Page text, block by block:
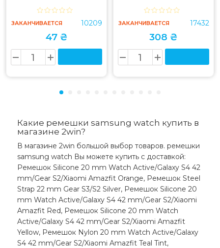
ЗАКАНЧИВАЕТСЯ 10209
47 ₴
ЗАКАНЧИВАЕТСЯ 17432
308 ₴
Какие ремешки samsung watch купить в
магазине 2win?
В магазине 2win большой выбор товаров. ремешки
samsung watch Вы можете купить с доставкой:
Ремешок Silicone 20 mm Watch Active/Galaxy S4 42
mm/Gear S2/Xiaomi Amazfit Orange, Ремешок Steel
Strap 22 mm Gear S3/S2 Silver, Ремешок Silicone 20
mm Watch Active/Galaxy S4 42 mm/Gear S2/Xiaomi
Amazfit Red, Ремешок Silicone 20 mm Watch
Active/Galaxy S4 42 mm/Gear S2/Xiaomi Amazfit
Yellow, Ремешок Nylon 20 mm Watch Active/Galaxy
S4 42 mm/Gear S2/Xiaomi Amazfit Teal Tint,